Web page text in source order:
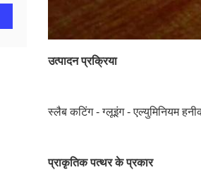
उत्पादन प्रक्रिया
स्लैब कटिंग - ग्लूइंग - एल्युमिनियम
प्राकृतिक पत्थर के प्रकार